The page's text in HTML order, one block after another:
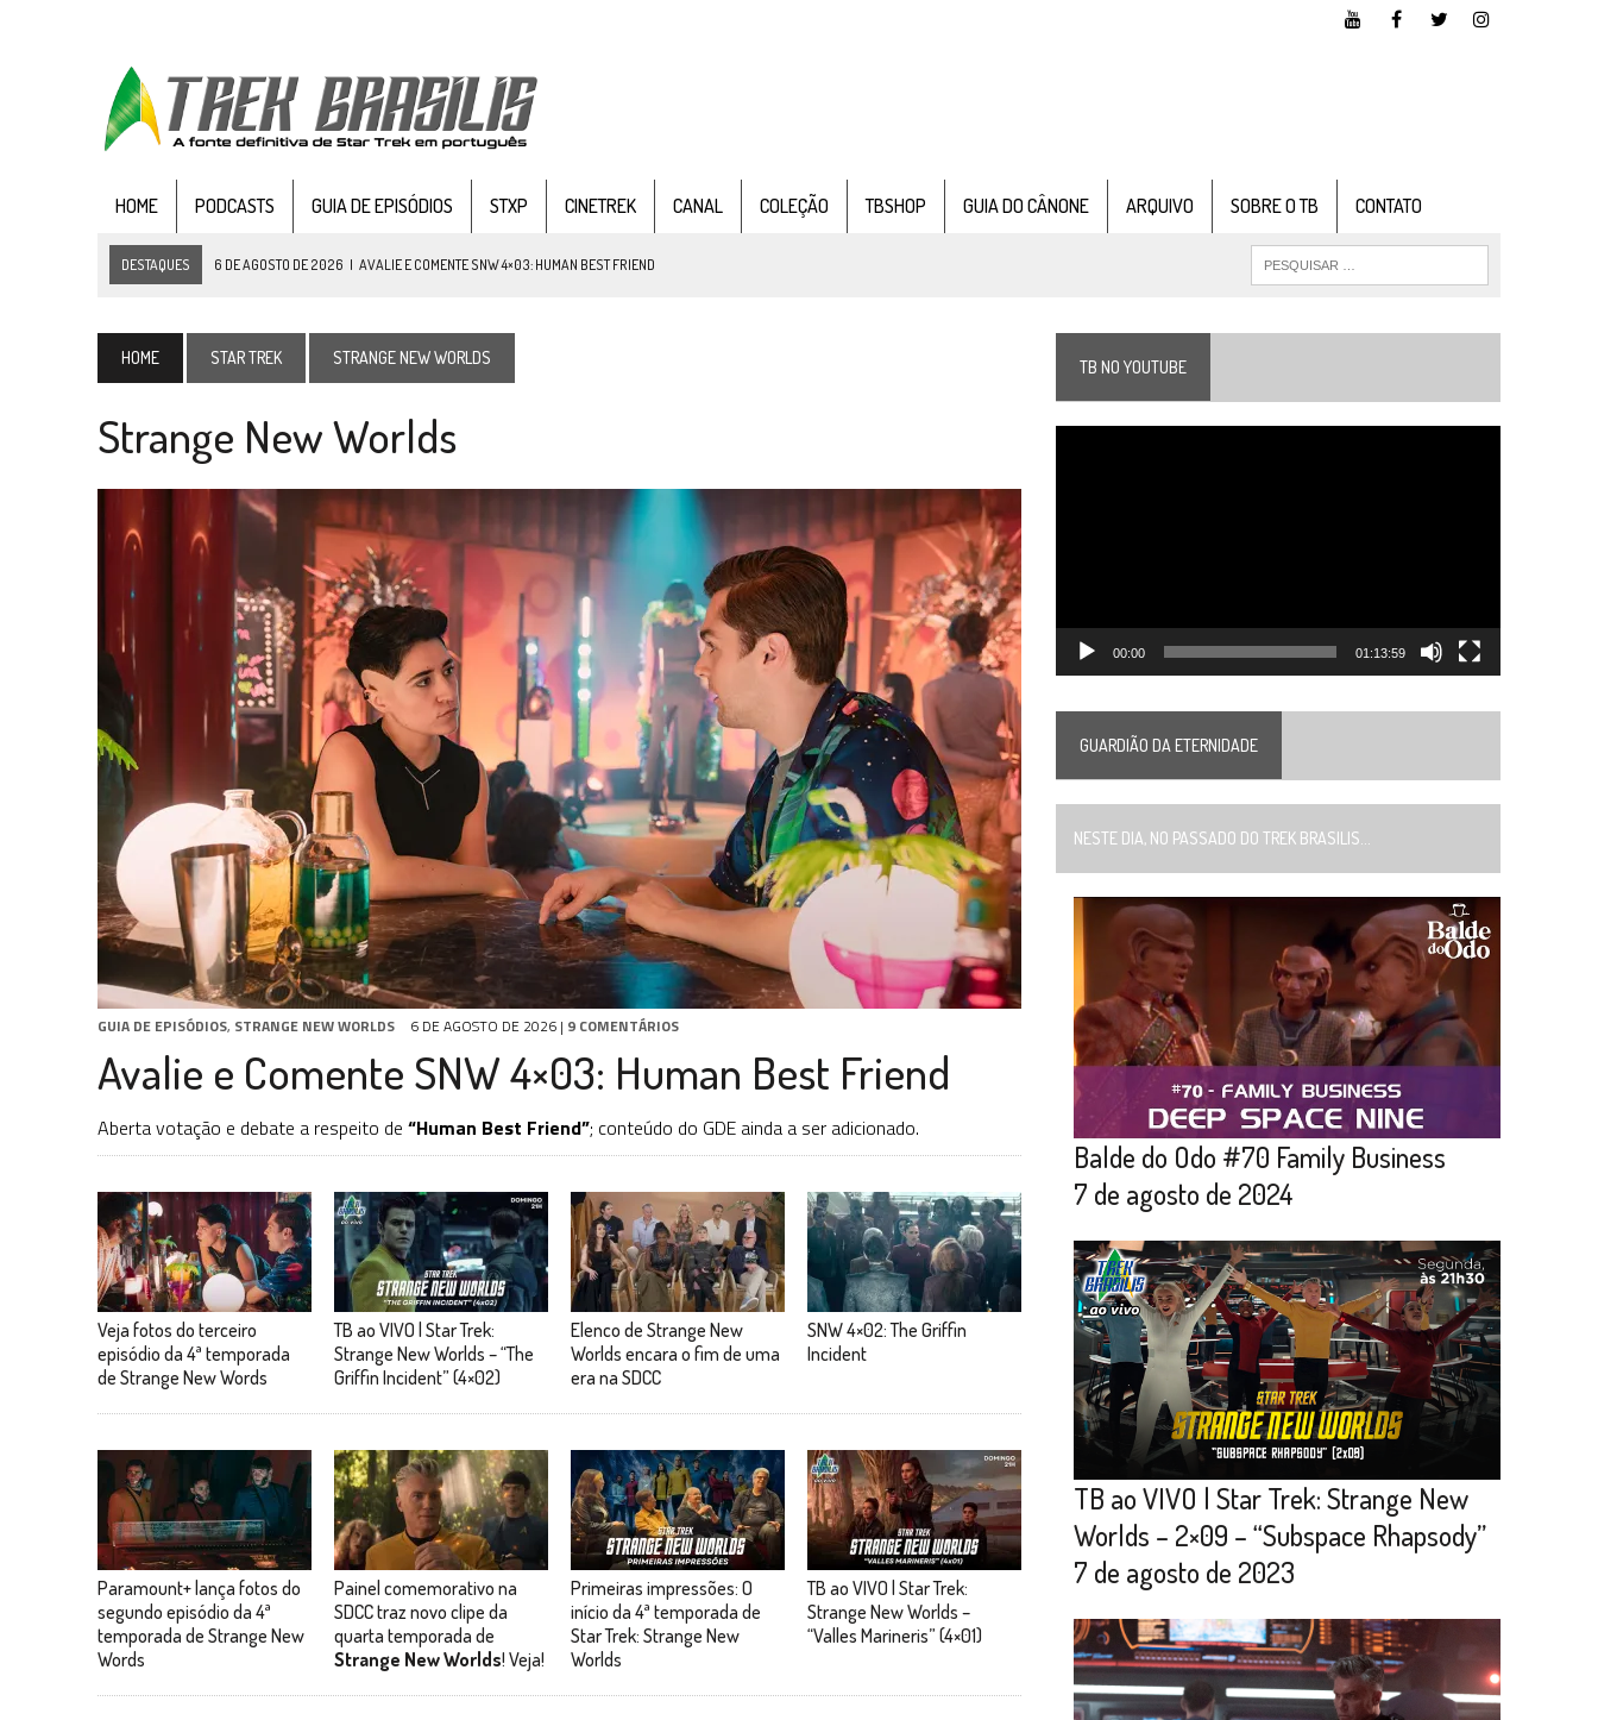
HOME PODCASTS GUIA DE EPISÓDIOS STXP CINETREK CANAL COLEÇÃO TBSHOP GUIA DO CÂNONE ARQUIVO SOBRE O TB CONTATO
DESTAQUES 6 DE AGOSTO DE 2026 | AVALIE E COMENTE SNW 4×03: HUMAN BEST FRIEND
3 DE AGOSTO DE 2026 | VEJA FOTOS DO TERCEIRO EPISÓDIO DA 4ª TEMPORADA DE STRANGE NEW WORDS
3 DE AGOSTO DE 2026 PARAMOUNT E CBS DERRUBAM NOVO VÍDEO DO FILME DE FÃS AXANAR HORAS APÓS ESTREIA
2 DE AGOSTO DE 2026
1 DE AGOSTO DE 2026 | ELENCO DE STRANGE NEW WORLDS ENCARA O FIM DE UMA ERA NA SDCC
31 DE JULHO DE 2026 GRANDES JORNADAS | QUATRO EPISÓDIOS DE STAR TREK SOBRE DIFERENTES PONTOS DE VISTA
31 DE JULHO DE 2026 BOX DELUXE DO ANO 5 DACOLEÇÃO TREK BRASILIS JÁ DISPONÍVEL EM PRÉ-VENDA!
6 DE AGOSTO DE 2026 | NOVA TEMPORADA DE THE CENTER SEAT, SÉRIE DOCUMENTAL DE STAR TREK, CHEGA EM 8 DE SETEMBRO
HOME STAR TREK STRANGE NEW WORLDS
Strange New Worlds
GUIA DE EPISÓDIOS, STRANGE NEW WORLDS 6 DE AGOSTO DE 2026 | 9 COMENTÁRIOS
Avalie e Comente SNW 4×03: Human Best Friend
Aberta votação e debate a respeito de “Human Best Friend”; conteúdo do GDE ainda a ser adicionado.
Veja fotos do terceiro
episódio da 4ª temporada
de Strange New Words
TB ao VIVO | Star Trek:
Strange New Worlds – “The
Griffin Incident” (4×02)
Elenco de Strange New
Worlds encara o fim de uma
era na SDCC
SNW 4×02: The Griffin
Incident
Paramount+ lança fotos do
segundo episódio da 4ª
temporada de Strange New
Words
Painel comemorativo na
SDCC traz novo clipe da
quarta temporada de
Strange New Worlds! Veja!
Primeiras impressões: O
início da 4ª temporada de
Star Trek: Strange New
Worlds
TB ao VIVO | Star Trek:
Strange New Worlds –
“Valles Marineris” (4×01)
TB NO YOUTUBE
00:00 01:13:59
GUARDIÃO DA ETERNIDADE
NESTE DIA, NO PASSADO DO TREK BRASILIS...
Balde do Odo #70 Family Business
7 de agosto de 2024
TB ao VIVO | Star Trek: Strange New
Worlds – 2×09 – “Subspace Rhapsody”
7 de agosto de 2023